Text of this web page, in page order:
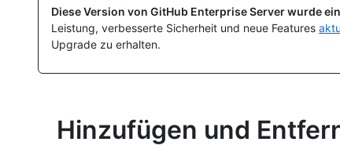
Diese Version von GitHub Enterprise Server wurde
Leistung, verbesserte Sicherheit und neue Features
Upgrade zu erhalten.
Hinzufügen und